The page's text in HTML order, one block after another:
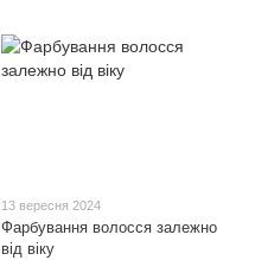
13 вересня 2024
Фарбування волосся залежно
від віку